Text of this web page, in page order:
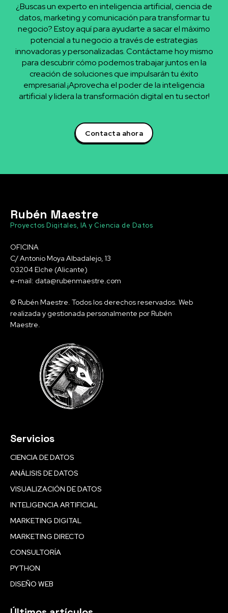
¿Buscas un experto en inteligencia artificial, ciencia de
datos, marketing y comunicación para transformar tu
negocio? Estoy aquí para ayudarte a sacar el máximo
potencial a tu negocio a través de estrategias
innovadoras y personalizadas. Contáctame hoy mismo
para descubrir cómo podemos trabajar juntos en la
creación de soluciones que impulsarán tu éxito
empresarial.¡Aprovecha el poder de la inteligencia
artificial y lidera la transformación digital en tu sector!
Contacta ahora
Rubén Maestre
Proyectos Digitales, IA y Ciencia de Datos
OFICINA
C/ Antonio Moya Albadalejo, 13
03204 Elche (Alicante)
e-mail: data@rubenmaestre.com
© Rubén Maestre. Todos los derechos reservados. Web
realizada y gestionada personalmente por Rubén
Maestre.
Servicios
CIENCIA DE DATOS
ANÁLISIS DE DATOS
VISUALIZACIÓN DE DATOS
INTELIGENCIA ARTIFICIAL
MARKETING DIGITAL
MARKETING DIRECTO
CONSULTORÍA
PYTHON
DISEÑO WEB